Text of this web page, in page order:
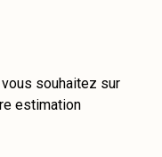
souhaitez sur
estimation